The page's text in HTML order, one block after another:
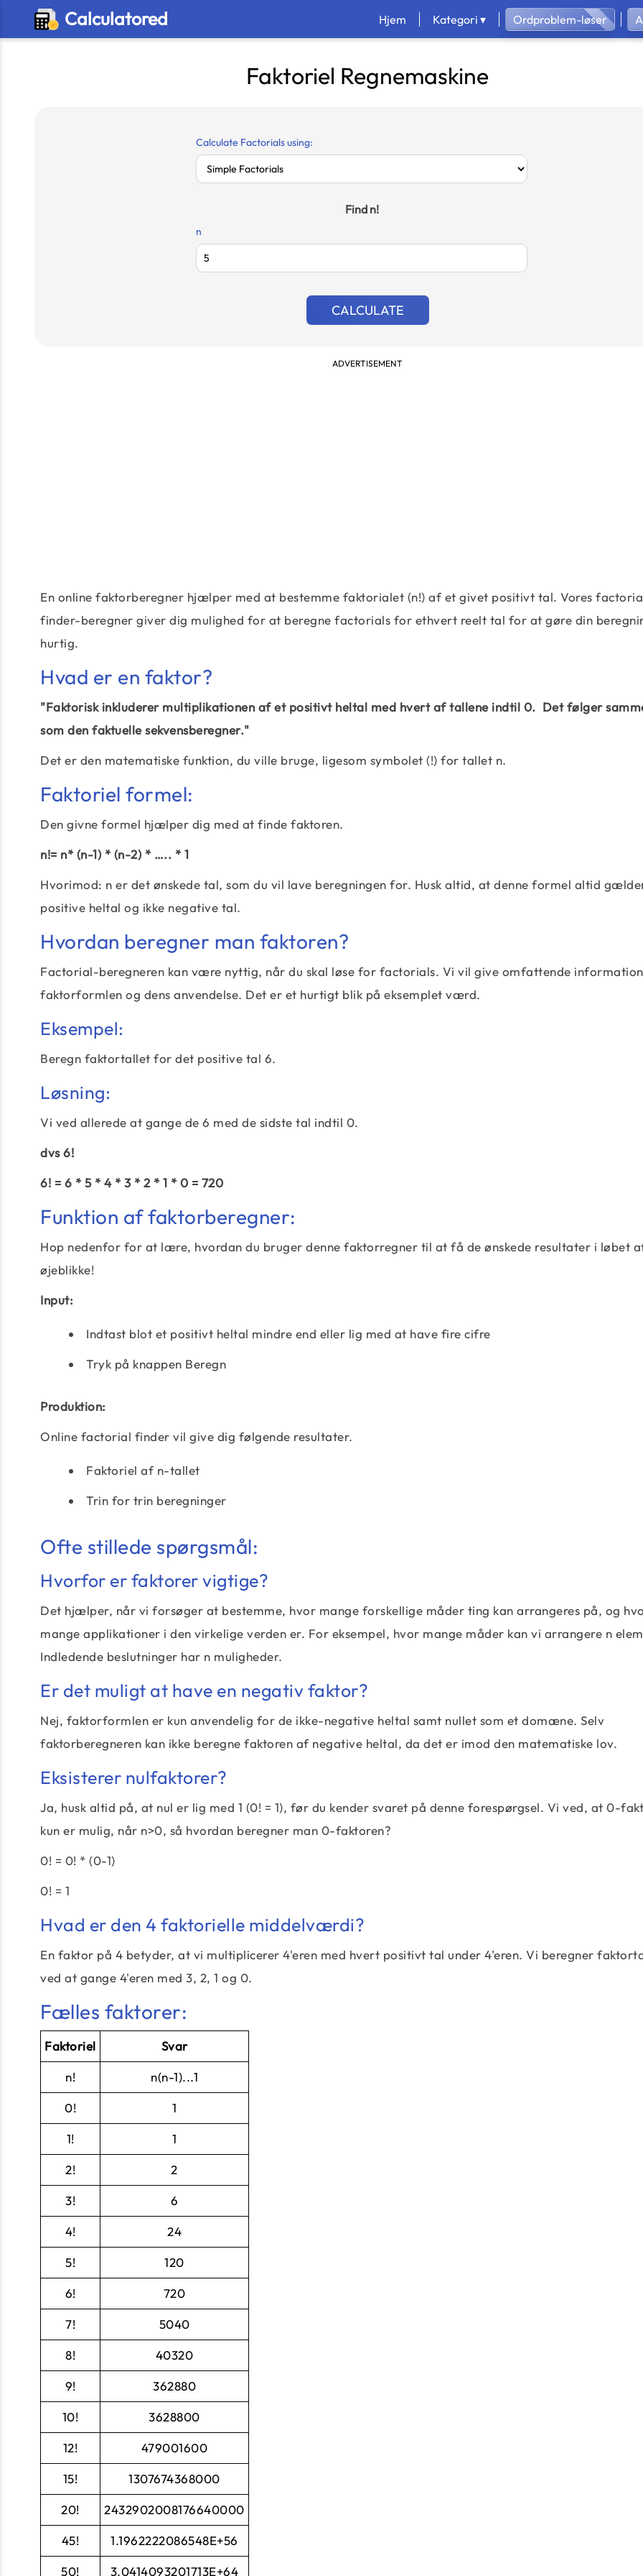
Calculatored Hjem Kategori ▾ Ordproblem-løser
Faktoriel Regnemaskine
Calculate Factorials using:
Find n!
n
CALCULATE
ADVERTISEMENT
En online faktorberegner hjælper med at bestemme faktorialet (n!) af et givet positivt tal. Vores
finder-beregner giver dig mulighed for at beregne factorials for ethvert reelt tal for at gøre din
hurtig.
Hvad er en faktor?
"Faktorisk inkluderer multiplikationen af et positivt heltal med hvert af tallene indtil 0. Det følger
som den faktuelle sekvensberegner."
Det er den matematiske funktion, du ville bruge, ligesom symbolet (!) for tallet n.
Faktoriel formel:
Den givne formel hjælper dig med at finde faktoren.
n!= n* (n-1) * (n-2) * ….. * 1
Hvorimod: n er det ønskede tal, som du vil lave beregningen for. Husk altid, at denne formel altid
positive heltal og ikke negative tal.
Hvordan beregner man faktoren?
Factorial-beregneren kan være nyttig, når du skal løse for factorials. Vi vil give omfattende
faktorformlen og dens anvendelse. Det er et hurtigt blik på eksemplet værd.
Eksempel:
Beregn faktortallet for det positive tal 6.
Løsning:
Vi ved allerede at gange de 6 med de sidste tal indtil 0.
dvs 6!
6! = 6 * 5 * 4 * 3 * 2 * 1 * 0 = 720
Funktion af faktorberegner:
Hop nedenfor for at lære, hvordan du bruger denne faktorregner til at få de ønskede resultater i løbet
øjeblikke!
Input:
Indtast blot et positivt heltal mindre end eller lig med at have fire cifre
Tryk på knappen Beregn
Produktion:
Online factorial finder vil give dig følgende resultater.
Faktoriel af n-tallet
Trin for trin beregninger
Ofte stillede spørgsmål:
Hvorfor er faktorer vigtige?
Det hjælper, når vi forsøger at bestemme, hvor mange forskellige måder ting kan arrangeres på, og
mange applikationer i den virkelige verden er. For eksempel, hvor mange måder kan vi arrangere n
Indledende beslutninger har n muligheder.
Er det muligt at have en negativ faktor?
Nej, faktorformlen er kun anvendelig for de ikke-negative heltal samt nullet som et domæne. Selv
faktorberegneren kan ikke beregne faktoren af negative heltal, da det er imod den matematiske lov.
Eksisterer nulfaktorer?
Ja, husk altid på, at nul er lig med 1 (0! = 1), før du kender svaret på denne forespørgsel. Vi ved, at 0-
kun er mulig, når n>0, så hvordan beregner man 0-faktoren?
0! = 0! * (0-1)
0! = 1
Hvad er den 4 faktorielle middelværdi?
En faktor på 4 betyder, at vi multiplicerer 4'eren med hvert positivt tal under 4'eren. Vi beregner
ved at gange 4'eren med 3, 2, 1 og 0.
Fælles faktorer:
Faktoriel Svar
n! n(n-1)...1
0! 1
1! 1
2! 2
3! 6
4! 24
5! 120
6! 720
7! 5040
8! 40320
9! 362880
10! 3628800
12! 479001600
15! 1307674368000
20! 2432902008176640000
45! 1.1962222086548E+56
50! 3.0414093201713E+64